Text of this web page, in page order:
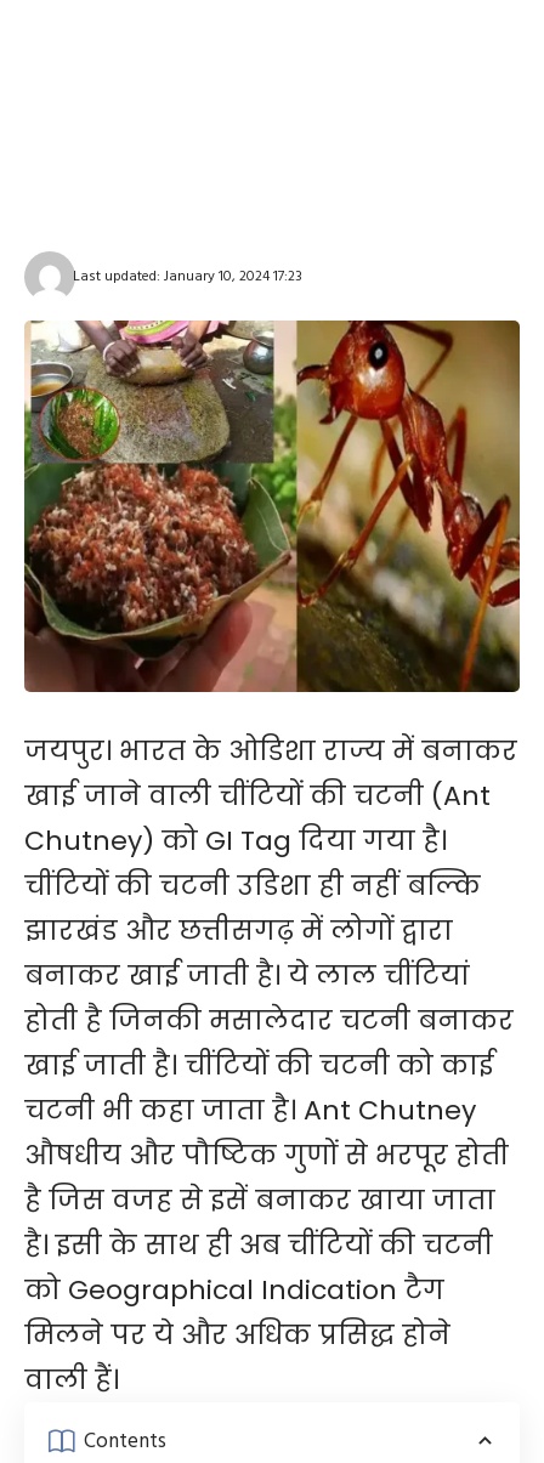
Last updated: January 10, 2024 17:23
जयपुर। भारत के ओडिशा राज्य में बनाकर
खाई जाने वाली चींटियों की चटनी (Ant
Chutney) को GI Tag दिया गया है।
चींटियों की चटनी उडिशा ही नहीं बल्कि
झारखंड और छत्तीसगढ़ में लोगों द्वारा
बनाकर खाई जाती है। ये लाल चीं​टियां
होती है जिनकी मसालेदार चटनी बनाकर
खाई जाती है। चींटियों की चटनी को काई
चटनी भी कहा जाता है। Ant Chutney
औषधीय और पौष्टिक गुणों से भरपूर होती
है जिस वजह से इसें बनाकर खाया जाता
है। इसी के साथ ही अब चींटियों की चटनी
को Geographical Indication टैग
मिलने पर ये और अधिक प्रसिद्ध होने
वाली हैं।
Contents